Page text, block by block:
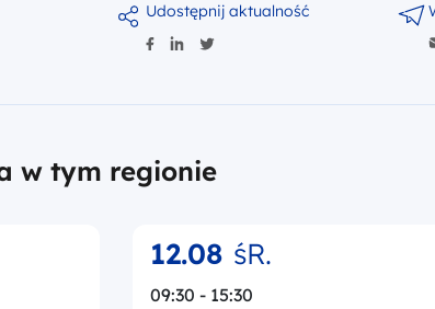
Udostępnij aktualność
w tym regionie
12.08 śR.
09:30 - 15:30